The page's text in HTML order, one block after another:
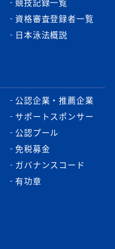
競技記録一覧
資格審査登録者一覧
日本泳法概説
公認企業・推薦企業
サポートスポンサー
公認プール
免税募金
ガバナンスコード
有功章